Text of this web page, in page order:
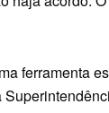
ferramenta